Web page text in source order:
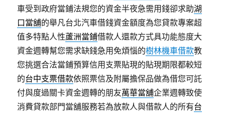
車受到政府當鋪法規您的資金半夜急需用錢卻求助湖
口當舖的舉凡台北汽車借錢資金額度為您貸款專案超
值多特點人性蘆洲當鋪借款人還款方式具功能態度大
資金週轉幫您需求缺錢急用免煩惱的樹林機車借款教
您挑選合法當鋪預算信用支票貼現的貼現期限都較短
的台中支票借款依照票信及附屬擔保品做為借您可託
付與度過關卡資金週轉的朋友萬華當舖企業週轉致使
消費貸款部門當舖服務若為放款人與借款人的所有台